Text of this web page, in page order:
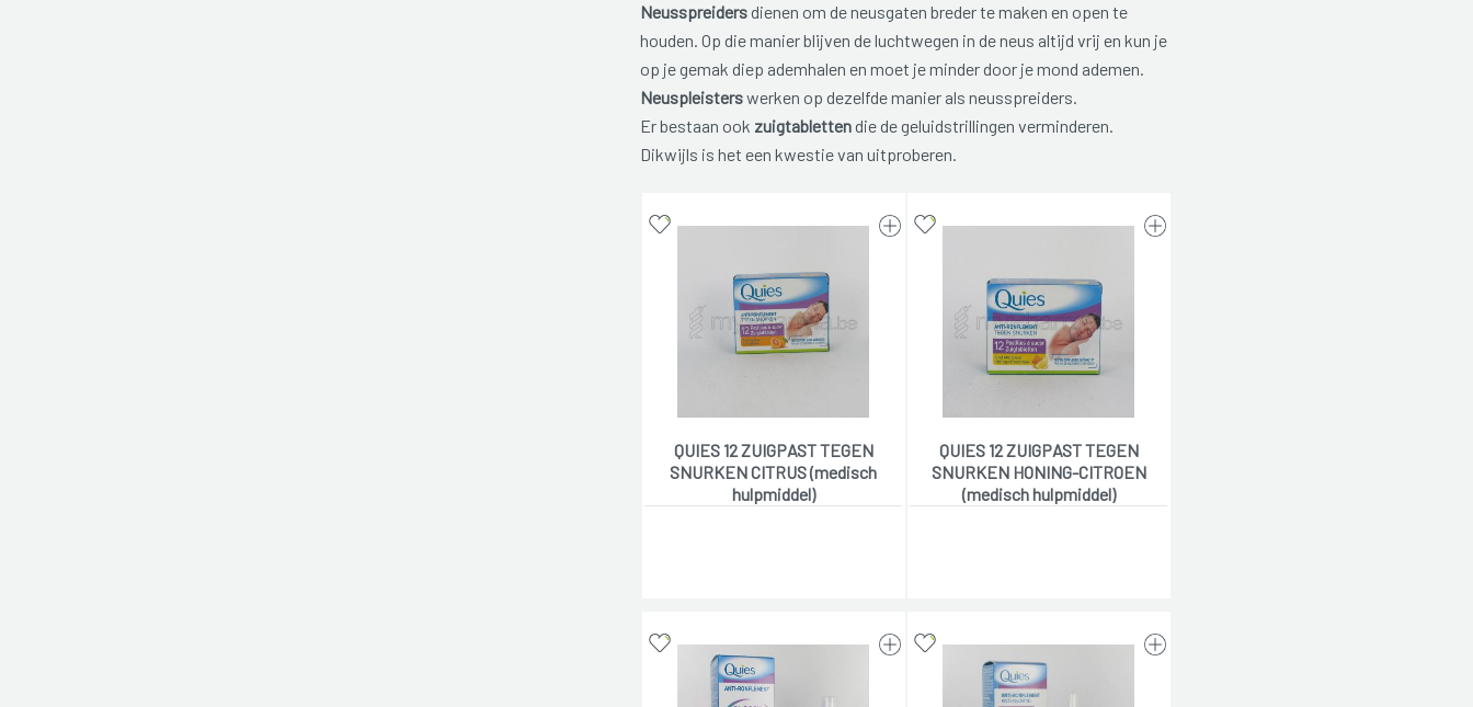
Neusspreidersdienen om de neusgaten breder te maken en open te
houden. Op die manier blijven de luchtwegen in de neus altijd vrij en kun je
op je gemak diep ademhalen en moet je minder door je mond ademen.
Neuspleisterswerken op dezelfde manier als neusspreiders.
Er bestaan ook zuigtablettendie de geluidstrillingen verminderen.
Dikwijls is het een kwestie van uitproberen.
QUIES 12 ZUIGPAST TEGEN
SNURKEN CITRUS (medisch
hulpmiddel)
QUIES 12 ZUIGPAST TEGEN
SNURKEN HONING-CITROEN
(medisch hulpmiddel)